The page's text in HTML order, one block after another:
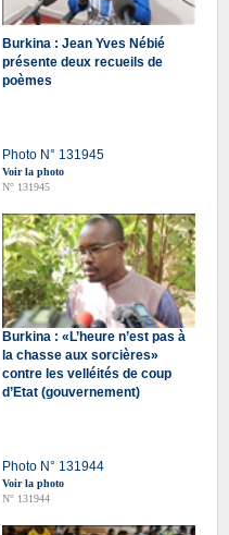
Burkina : Jean Yves Nébié
présente deux recueils de
poèmes
Photo N° 131945
Voir la photo
N° 131945
Burkina : «L’heure n’est pas à
la chasse aux sorcières»
contre les velléités de coup
d’Etat (gouvernement)
Photo N° 131944
Voir la photo
N° 131944